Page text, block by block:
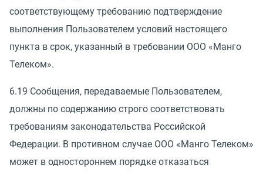
соответствующему требованию подтверждение
выполнения Пользователем условий настоящего
пункта в срок, указанный в требовании ООО «Манго
Телеком».
6.19 Сообщения, передаваемые Пользователем,
должны по содержанию строго соответствовать
требованиям законодательства Российской
Федерации. В противном случае ООО «Манго Телеком»
может в одностороннем порядке отказаться